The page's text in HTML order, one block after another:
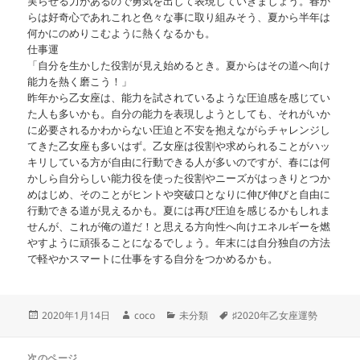
らは好奇心であれこれと色々な事に取り組みそう、夏から半年は
何かにのめりこむように熱くなるかも。
仕事運
「自分を生かした役割が見え始めるとき。夏からはその道へ向け
能力を熱く磨こう！」
昨年から乙女座は、能力を試されているような圧迫感を感じてい
た人も多いかも。自分の能力を表現しようとしても、それがいか
に必要されるかわからない圧迫と不安を抱えながらチャレンジし
てきた乙女座も多いはず。乙女座は役割や求められることがハッ
キリしている方が自由に行動できる人が多いのですが、春には何
かしら自分らしい能力役を使った役割やニーズがはっきりとつか
めはじめ、そのことがヒントや突破口となりに伸び伸びと自由に
行動できる道が見えるかも。夏には再び圧迫を感じるかもしれま
せんが、これが俺の道だ！と思える方向性へ向けエネルギーを燃
やすように頑張ることになるでしょう。年末には自分独自の方法
で軽やかスマートに仕事をする自分をつかめるかも。
投
2020年1月14日
作
coco
カ
未分類
タ
♯2020年乙女座運勢